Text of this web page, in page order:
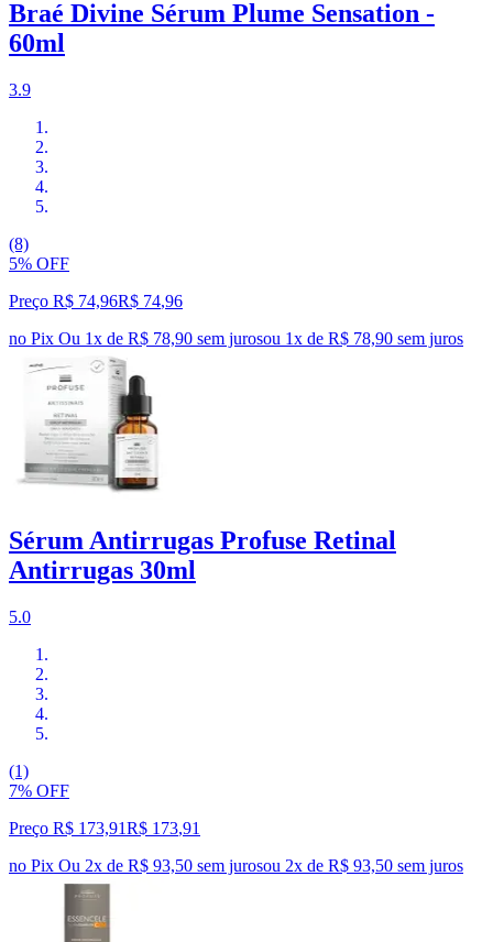
Braé Divine Sérum Plume Sensation -
60ml
3.9
(8)
5% OFF
Preço R$ 74,96R$ 74,96
no Pix Ou 1x de R$ 78,90 sem jurosou 1x de R$ 78,90 sem juros
Sérum Antirrugas Profuse Retinal
Antirrugas 30ml
5.0
(1)
7% OFF
Preço R$ 173,91R$ 173,91
no Pix Ou 2x de R$ 93,50 sem jurosou 2x de R$ 93,50 sem juros